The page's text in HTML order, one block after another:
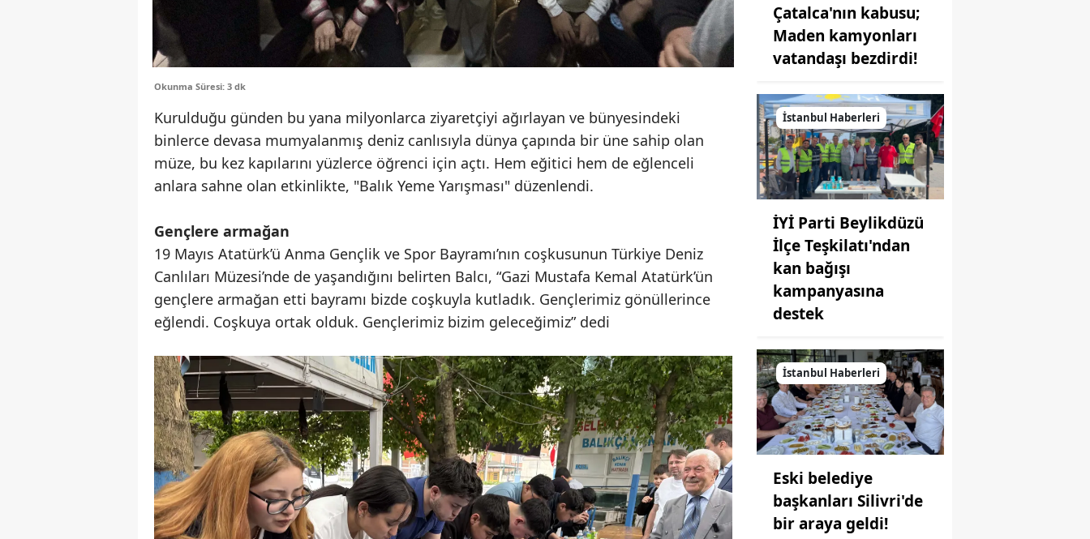
Okunma Süresi: 3 dk
Kurulduğu günden bu yana milyonlarca ziyaretçiyi ağırlayan ve bünyesindeki
binlerce devasa mumyalanmış deniz canlısıyla dünya çapında bir üne sahip olan
müze, bu kez kapılarını yüzlerce öğrenci için açtı. Hem eğitici hem de eğlenceli
anlara sahne olan etkinlikte, "Balık Yeme Yarışması" düzenlendi.
Gençlere armağan
19 Mayıs Atatürk’ü Anma Gençlik ve Spor Bayramı’nın coşkusunun Türkiye Deniz
Canlıları Müzesi’nde de yaşandığını belirten Balcı, “Gazi Mustafa Kemal Atatürk’ün
gençlere armağan etti bayramı bizde coşkuyla kutladık. Gençlerimiz gönüllerince
eğlendi. Coşkuya ortak olduk. Gençlerimiz bizim geleceğimiz” dedi
Çatalca'nın kabusu;
Maden kamyonları
vatandaşı bezdirdi!
İstanbul Haberleri
İYİ Parti Beylikdüzü
İlçe Teşkilatı'ndan
kan bağışı
kampanyasına
destek
İstanbul Haberleri
Eski belediye
başkanları Silivri'de
bir araya geldi!